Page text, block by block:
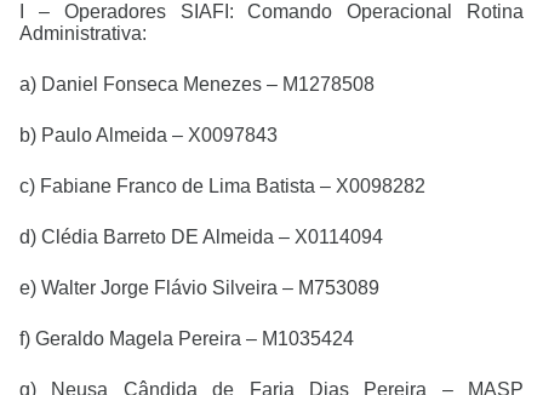
I – Operadores SIAFI: Comando Operacional Rotina
Administrativa:
a) Daniel Fonseca Menezes – M1278508
b) Paulo Almeida – X0097843
c) Fabiane Franco de Lima Batista – X0098282
d) Clédia Barreto DE Almeida – X0114094
e) Walter Jorge Flávio Silveira – M753089
f) Geraldo Magela Pereira – M1035424
g) Neusa Cândida de Faria Dias Pereira – MASP